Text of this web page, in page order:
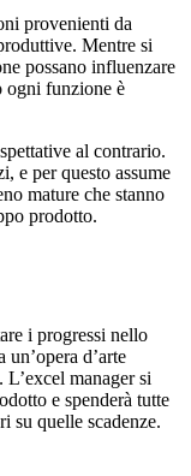
provenienti da
Mentre si
possano influenzare
ogni funzione è
al contrario.
e per questo assume
mature che stanno
prodotto.
i progressi nello
d’arte
L’excel manager si
e spenderà tutte
su quelle scadenze.